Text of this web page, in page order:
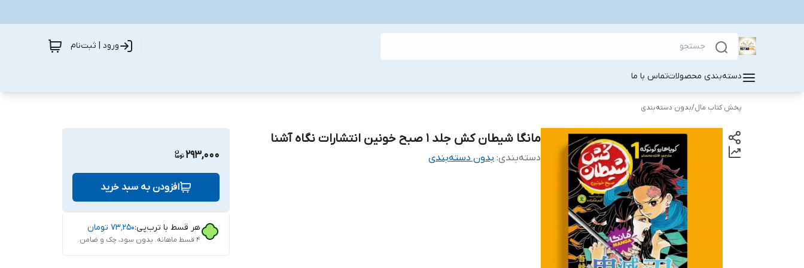
ورود | ثبت‌نام
دسته‌بندی محصولاتتماس با ما
پخش کتاب مال/بدون دسته‌بندی
مانگا شیطان کش جلد 1 صبح خونین انتشارات نگاه آشنا
دسته‌بندی: بدون دسته‌بندی 293,000
افزودن به سبد خرید
هر قسط با ترب‌پی:۷۳٬۲۵۰ تومان
۴ قسط ماهانه. بدون سود، چک و ضامن.